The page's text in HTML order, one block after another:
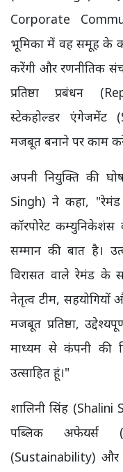
Corporate
भूमिका में वह समूह के
करेंगी और रणनीतिक
प्रतिष्ठा प्रबंधन
स्टेकहोल्डर एंगेजमेंट
मजबूत बनाने पर काम
अपनी नियुक्ति की
Singh) ने कहा,
कॉरपोरेट
सम्मान की बात है।
विरासत वाले रेमंड के
नेतृत्व टीम, सहयोगियों
मजबूत प्रतिष्ठा,
माध्यम से कंपनी की
उत्साहित हूं।"
शालिनी सिंह
पब्लिक अफेयर्स
(Sustainability) और